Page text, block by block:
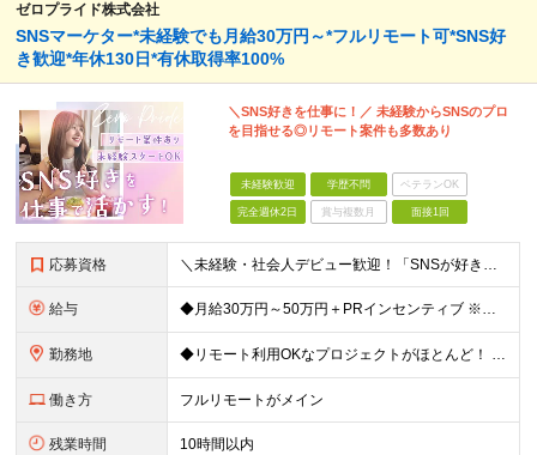
ゼロプライド株式会社
SNSマーケター*未経験でも月給30万円～*フルリモート可*SNS好
き歓迎*年休130日*有休取得率100%
＼SNS好きを仕事に！／ 未経験からSNSのプロ
を目指せる◎リモート案件も多数あり
未経験歓迎 学歴不問 ベテランOK
完全週休2日 賞与複数月 面接1回
応募資格 ＼未経験・社会人デビュー歓迎！「SNSが好き」という志望動機も歓迎／ ◆学歴不問 ◎意欲・人柄重視の採用です！ ◎応募にあたって必須の条件はありません！ ┗社会人経験がない ┗ブランクがある という
給与 ◆月給30万円～50万円＋PRインセンティブ ※経験・能力などを考慮の上、決定いたします ※月給には固定残業代（月3万121円/15時間分）を含みます ┗超過分は別途支給 ┗残業が0時間の場合も全額支
勤務地 ◆リモート利用OKなプロジェクトがほとんど！ ◆フルリモート（完全在宅）OKなプロジェクトも！ ☆★全国で採用中★☆ 本社（東京都港区）または 全国（47都道府県）の プロジェクト先の勤務となります
働き方 フルリモートがメイン
残業時間 10時間以内